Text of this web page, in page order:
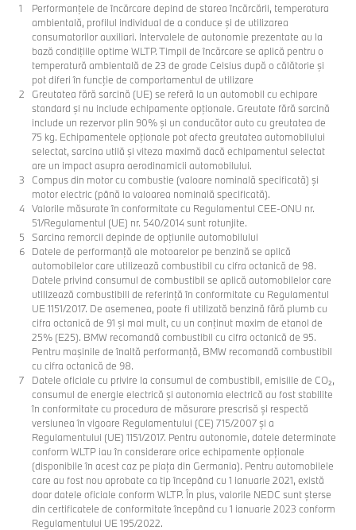
Performanţele de încărcare depind de starea încărcării, temperatura
ambientală, profilul individual de a conduce şi de utilizarea
consumatorilor auxiliari. Intervalele de autonomie prezentate au la
bază condiţiile optime WLTP. Timpii de încărcare se aplică pentru o
temperatură ambientală de 23 de grade Celsius după o călătorie şi
pot diferi în funcţie de comportamentul de utilizare
Greutatea fără sarcină (UE) se referă la un automobil cu echipare
standard şi nu include echipamente opţionale. Greutate fără sarcină
include un rezervor plin 90% şi un conducător auto cu greutatea de
75 kg. Echipamentele opţionale pot afecta greutatea automobilului
selectat, sarcina utilă şi viteza maximă dacă echipamentul selectat
are un impact asupra aerodinamicii automobilului.
Compus din motor cu combustie (valoare nominală specificată) şi
motor electric (până la valoarea nominală specificată).
Valorile măsurate în conformitate cu Regulamentul CEE-ONU nr.
51/Regulamentul (UE) nr. 540/2014 sunt rotunjite.
Sarcina remorcii depinde de opţiunile automobilului
Datele de performanţă ale motoarelor pe benzină se aplică
automobilelor care utilizează combustibil cu cifra octanică de 98.
Datele privind consumul de combustibil se aplică automobilelor care
utilizează combustibili de referinţă în conformitate cu Regulamentul
UE 1151/2017. De asemenea, poate fi utilizată benzină fără plumb cu
cifra octanică de 91 şi mai mult, cu un conţinut maxim de etanol de
25% (E25). BMW recomandă combustibil cu cifra octanică de 95.
Pentru maşinile de înaltă performanţă, BMW recomandă combustibil
cu cifra octanică de 98.
Datele oficiale cu privire la consumul de combustibil, emisiile de CO₂,
consumul de energie electrică și autonomia electrică au fost stabilite
în conformitate cu procedura de măsurare prescrisă și respectă
versiunea în vigoare Regulamentului (CE) 715/2007 și a
Regulamentului (UE) 1151/2017. Pentru autonomie, datele determinate
conform WLTP iau în considerare orice echipamente opționale
(disponibile în acest caz pe piața din Germania). Pentru automobilele
care au fost nou aprobate ca tip începând cu 1 ianuarie 2021, există
doar datele oficiale conform WLTP. În plus, valorile NEDC sunt șterse
din certificatele de conformitate începând cu 1 ianuarie 2023 conform
Regulamentului UE 195/2022.